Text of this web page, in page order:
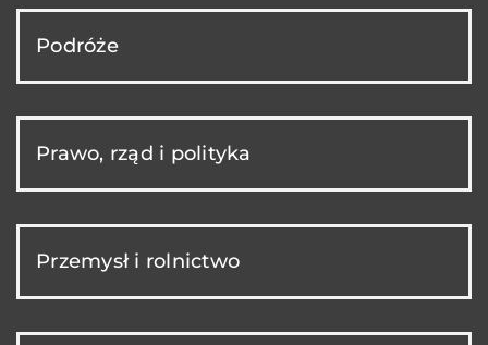
Podróże
Prawo, rząd i polityka
Przemysł i rolnictwo